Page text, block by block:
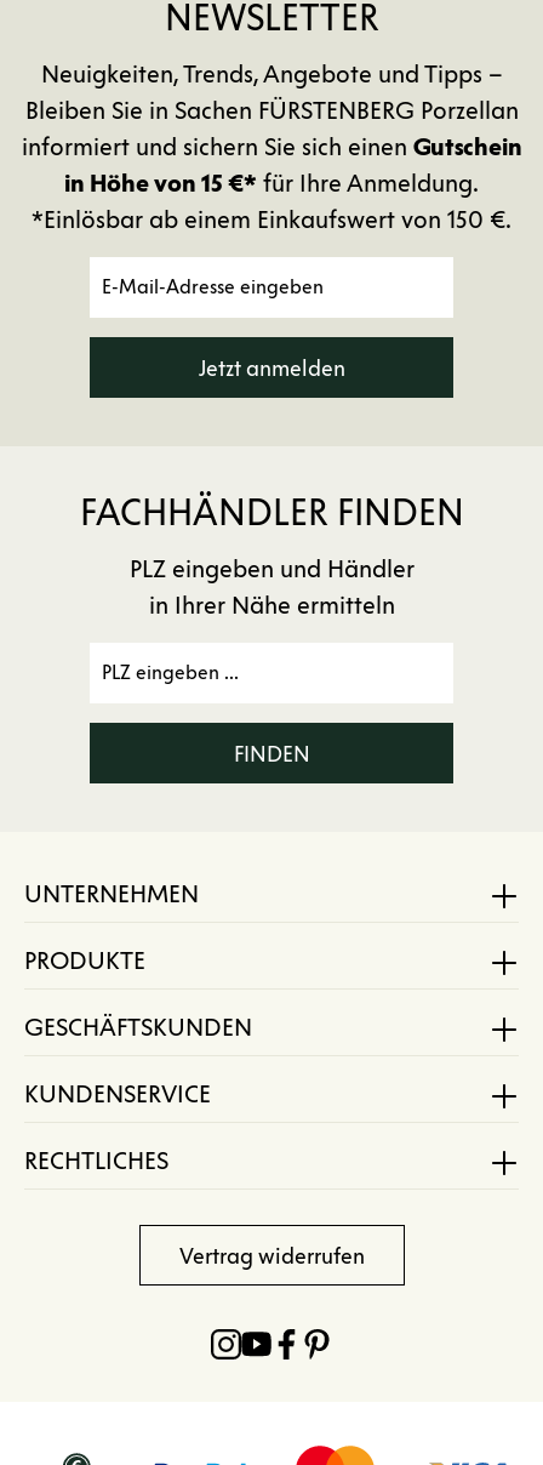
NEWSLETTER
Neuigkeiten, Trends, Angebote und Tipps –
Bleiben Sie in Sachen FÜRSTENBERG Porzellan
informiert und sichern Sie sich einen Gutschein
in Höhe von 15 €* für Ihre Anmeldung.
*Einlösbar ab einem Einkaufswert von 150 €.
Jetzt anmelden
FACHHÄNDLER FINDEN
PLZ eingeben und Händler
in Ihrer Nähe ermitteln
FINDEN
UNTERNEHMEN
PRODUKTE
GESCHÄFTSKUNDEN
KUNDENSERVICE
RECHTLICHES
Vertrag widerrufen